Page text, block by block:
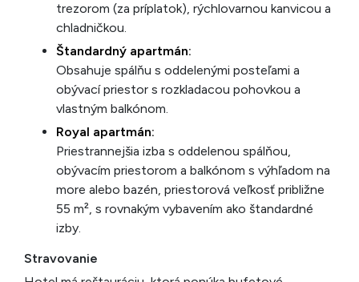
trezorom (za príplatok), rýchlovarnou kanvicou a
chladničkou.
Štandardný apartmán:
Obsahuje spálňu s oddelenými posteľami a
obývací priestor s rozkladacou pohovkou a
vlastným balkónom.
Royal apartmán:
Priestrannejšia izba s oddelenou spálňou,
obývacím priestorom a balkónom s výhľadom na
more alebo bazén, priestorová veľkosť približne
55 m², s rovnakým vybavením ako štandardné
izby.
Stravovanie